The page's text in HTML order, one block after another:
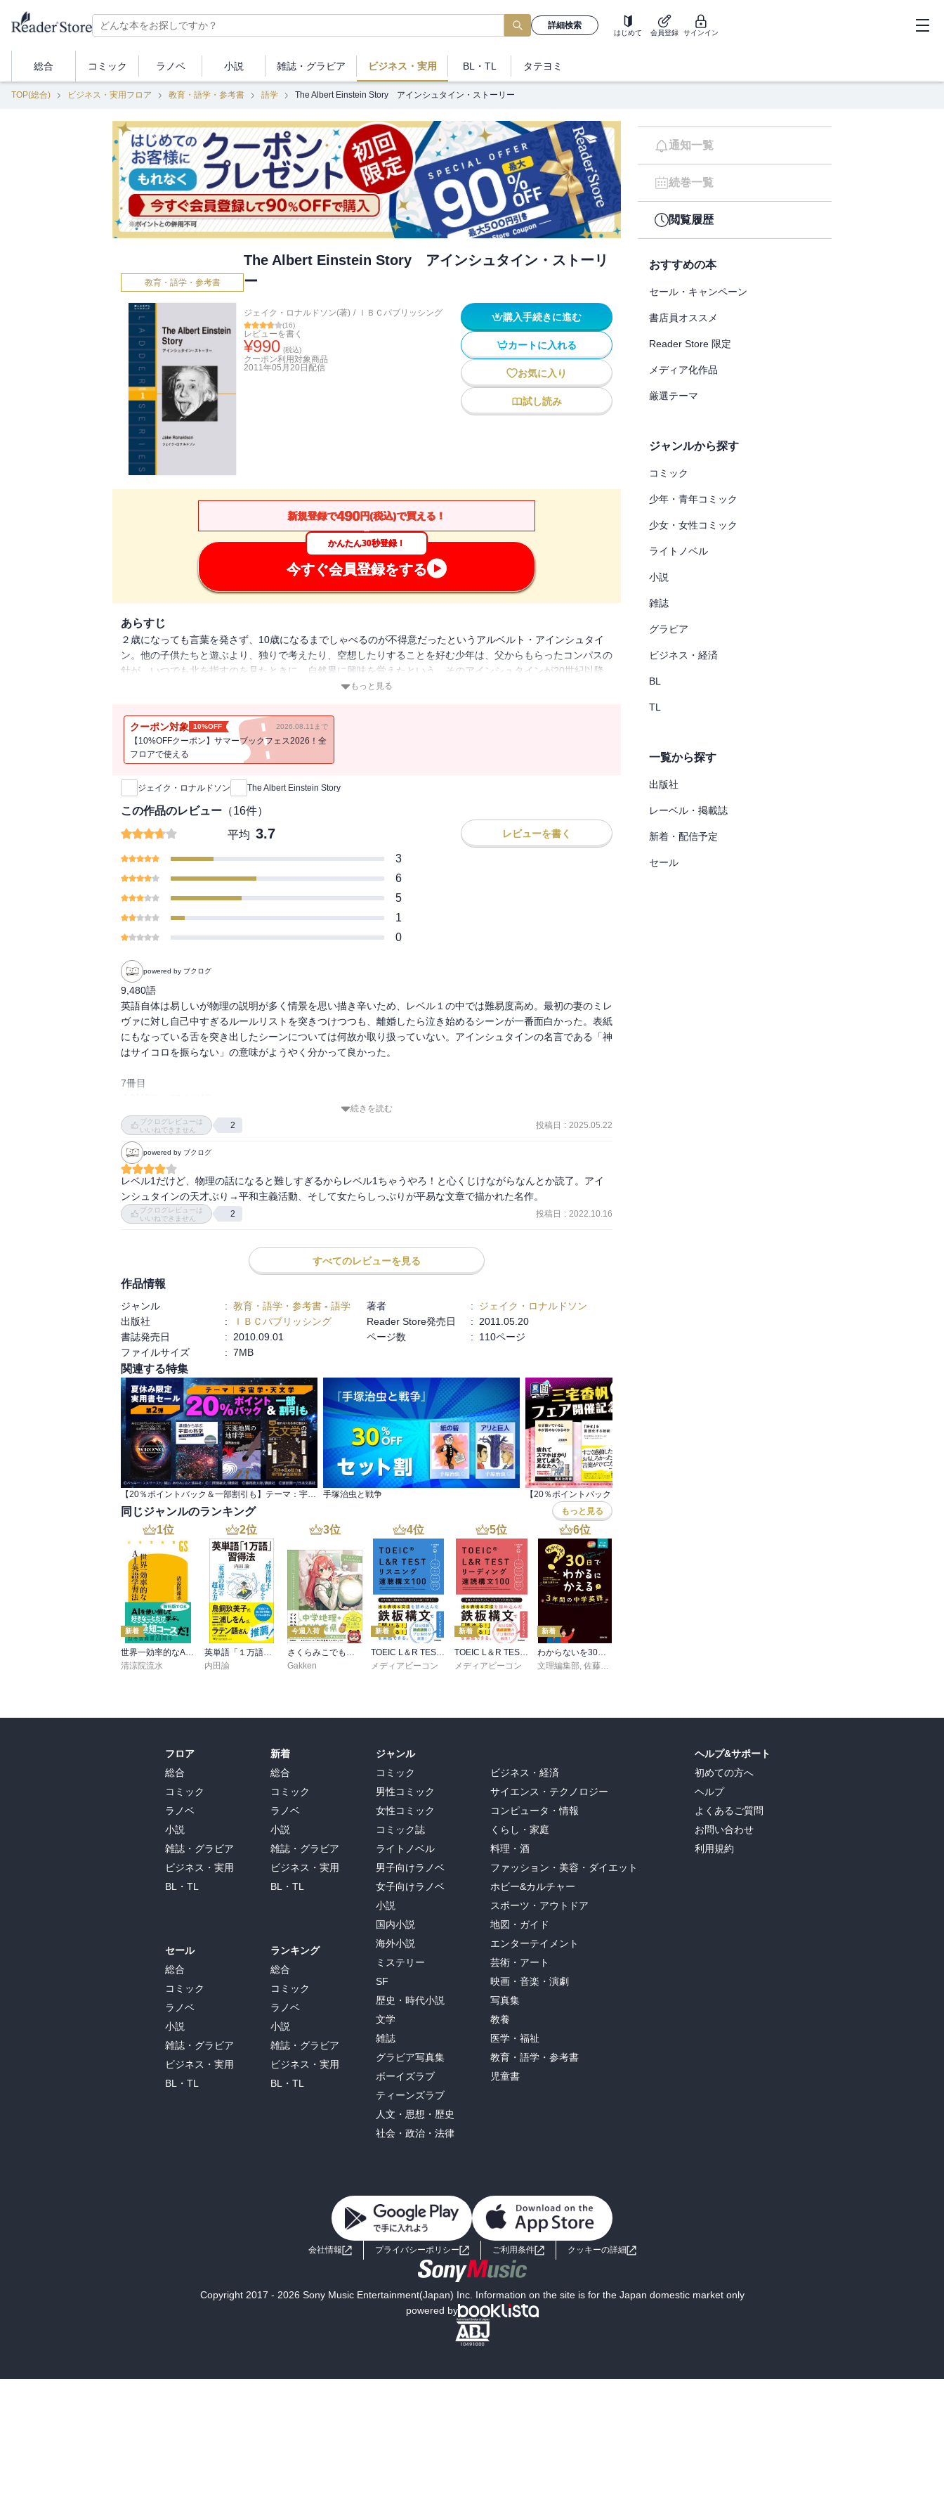
詳細検索
はじめて 会員登録 サインイン
総合 コミック ラノベ 小説 雑誌・ グラビア ビジネス ・実用 BL・TL タテヨミ
TOP(総合) ビジネス・実用フロア 教育・語学・参考書 語学 The Albert Einstein Story アインシュタイン・ストーリー
教育・語学・参考書
The Albert Einstein Story アインシュタイン・ストーリ
ー
ジェイク・ロナルドソン(著) / ＩＢＣパブリッシング
(16)
レビューを書く
¥990 (税込)
クーポン利用対象商品
2011年05月20日 配信
購入手続きに進む
カートに入れる
お気に入り
試し読み
新規登録で490円(税込)で買える！
かんたん30秒登録！
今すぐ会員登録をする
あらすじ
２歳になっても言葉を発さず、10歳になるまでしゃべるのが不得意だったというアルベルト・アインシュタイ
ン。他の子供たちと遊ぶより、独りで考えたり、空想したりすることを好む少年は、父からもらったコンパスの
針が、いつでも北を指すのを見たときに、自然界に興味を覚えたという。そのアインシュタインが20世紀以降
すべての人の宇宙観をも変えてしまうほどの理論を見いだすとは誰が予想できただろうか。
もっと見る
クーポン対象 10%OFF 2026.08.11まで
【10%OFFクーポン】サマーブックフェス2026！全
フロアで使える
新刊通知
ジェイク・ロナルドソン The Albert Einstein Story
この作品のレビュー （16件）
平均 3.7 レビューを書く
3
6
5
1
0
powered by ブクログ
9,480語
英語自体は易しいが物理の説明が多く情景を思い描き辛いため、レベル１の中では難易度高め。最初の妻のミレ
ヴァに対し自己中すぎるルールリストを突きつけつつも、離婚したら泣き始めるシーンが一番面白かった。表紙
にもなっている舌を突き出したシーンについては何故か取り扱っていない。アインシュタインの名言である「神
はサイコロを振らない」の意味がようやく分かって良かった。
7冊目
続きを読む
ブクログレビューは
いいねできません
2 投稿日 : 2025.05.22
powered by ブクログ
レベル1だけど、物理の話になると難しすぎるからレベル1ちゃうやろ！と心くじけながらなんとか読了。アイ
ンシュタインの天才ぶり→平和主義活動、そして女たらしっぷりが平易な文章で描かれた名作。
ブクログレビューは
いいねできません
2 投稿日 : 2022.10.16
すべてのレビューを見る
作品情報
ジャンル : 教育・語学・参考書 - 語学 著者 :
ジェイク・ロナルドソン
出版社
: ＩＢＣパブリッシング Reader Store発売日 :
2011.05.20
書誌発売日
: 2010.09.01 ページ数 :
110ページ
ファイルサイズ
: 7MB
関連する特集
【20％ポイントバック＆一部割引も】テーマ：宇宙学・天文学 夏休み限定実用書セール第2弾 手塚治虫と戦争
同じジャンルのランキング もっと見る
1位
新着
世界一効率的なAI英語学習法
清涼院流水
2位
英単語「１万語」習得法
内田諭
3位
今週入荷
さくらみこでもわかる中学地理＋都道府県
Gakken
4位
新着
TOEIC L＆R TEST リスニング速聴構文100
メディアビーコン
5位
新着
TOEIC L＆R TEST リーディング速読構文100
メディアビーコン
6位
新着
わからないを30日でわかるにかえる 3年間の中学英語
文理編集部,佐藤久美子
通知一覧
続巻一覧
閲覧履歴
おすすめの本
セール・キャンペーン
書店員オススメ
Reader Store 限定
メディア化作品
厳選テーマ
ジャンルから探す
コミック
少年・青年コミック
少女・女性コミック
ライトノベル
小説
雑誌
グラビア
ビジネス・経済
BL
TL
一覧から探す
出版社
レーベル・掲載誌
新着・配信予定
セール
フロア
総合
コミック
ラノベ
小説
雑誌・グラビア
ビジネス・実用
BL・TL
セール
総合
コミック
ラノベ
小説
雑誌・グラビア
ビジネス・実用
BL・TL
新着
総合
コミック
ラノベ
小説
雑誌・グラビア
ビジネス・実用
BL・TL
ランキング
総合
コミック
ラノベ
小説
雑誌・グラビア
ビジネス・実用
BL・TL
ジャンル
コミック
男性コミック
女性コミック
コミック誌
ライトノベル
男子向けラノベ
女子向けラノベ
小説
国内小説
海外小説
ミステリー
SF
歴史・時代小説
文学
雑誌
グラビア写真集
ボーイズラブ
ティーンズラブ
人文・思想・歴史
社会・政治・法律
ビジネス・経済
サイエンス・テクノロジー
コンピュータ・情報
くらし・家庭
料理・酒
ファッション・美容・ダイエット
ホビー&カルチャー
スポーツ・アウトドア
地図・ガイド
エンターテイメント
芸術・アート
映画・音楽・演劇
写真集
教養
医学・福祉
教育・語学・参考書
児童書
ヘルプ&サポート
初めての方へ
ヘルプ
よくあるご質問
お問い合わせ
利用規約
会社情報 プライバシーポリシー ご利用条件 クッキーの詳細
Copyright 2017 - 2026 Sony Music Entertainment(Japan) Inc. Information on the site is for the Japan domestic market only
powered by